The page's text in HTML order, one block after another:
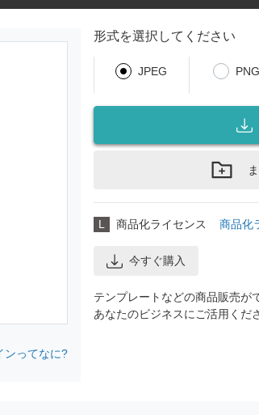
ンってなに?
形式を選択してください
JPEG PNG
L 商品化ライセンス 商品化
今すぐ購入
テンプレートなどの商品販売が
あなたのビジネスにご活用くだ